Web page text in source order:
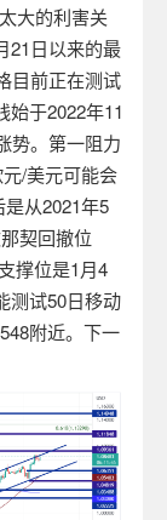
大的利害关
21日以来的最
目前正在测试
始于2022年11
势。第一阻力
/美元可能会
是从2021年5
契回撤位
撑位是1月4
测试50日移动
附近。下一